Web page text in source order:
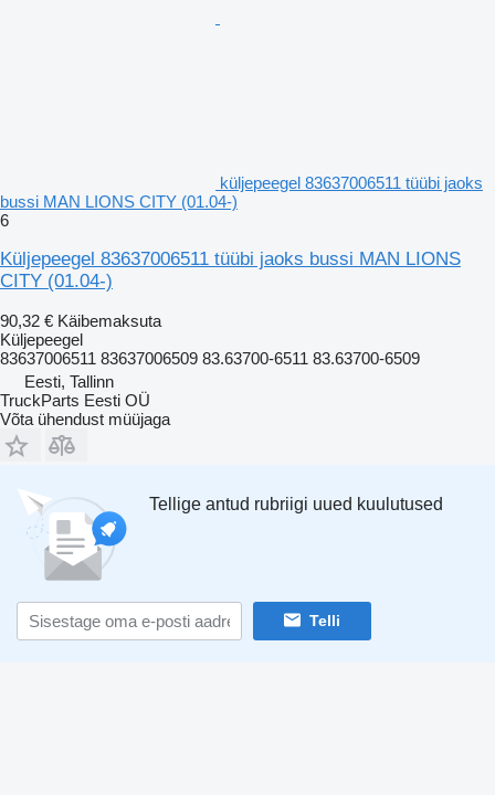
küljepeegel 83637006511 tüübi jaoks
bussi MAN LIONS CITY (01.04-)
6
Küljepeegel 83637006511 tüübi jaoks bussi MAN LIONS
CITY (01.04-)
90,32 € Käibemaksuta
Küljepeegel
83637006511 83637006509 83.63700-6511 83.63700-6509
Eesti, Tallinn
TruckParts Eesti OÜ
Võta ühendust müüjaga
Tellige antud rubriigi uued kuulutused
Telli